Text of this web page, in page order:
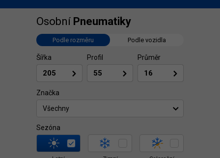
Osobní Pneumatiky
Podle rozměru Podle vozidla
Šířka Profil Průměr
Značka
Všechny
Sezóna